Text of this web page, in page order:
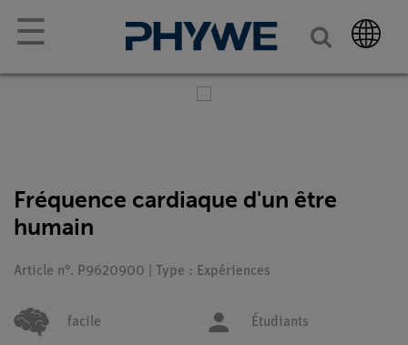
☰
Fréquence cardiaque d'un être
humain
Article n°. P9620900 | Type : Expériences
facile Étudiants